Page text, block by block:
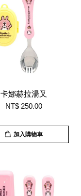
卡娜赫拉湯叉
NT$ 250.00
加入購物車